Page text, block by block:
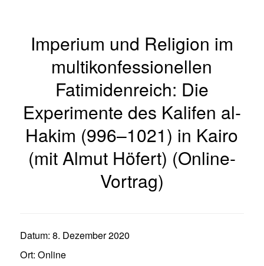
Imperium und Religion im
multikonfessionellen
Fatimidenreich: Die
Experimente des Kalifen al-
Hakim (996–1021) in Kairo
(mit Almut Höfert) (Online-
Vortrag)
Datum: 8. Dezember 2020
Ort: Online